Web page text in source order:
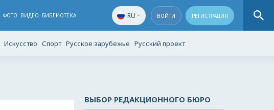
ФОТО ВИДЕО БИБЛИОТЕКА RU ВОЙТИ РЕГИСТРАЦИЯ
Искусство Спорт Русское зарубежье Русский проект
ВЫБОР РЕДАКЦИОННОГО БЮРО